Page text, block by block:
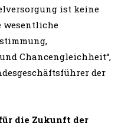
ist keine
wesentliche
Chancengleichheit“,
der
die Zukunft der